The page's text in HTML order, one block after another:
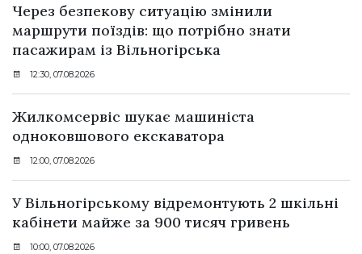
Через безпекову ситуацію змінили
маршрути поїздів: що потрібно знати
пасажирам із Вільногірська
12:30, 07.08.2026
Жилкомсервіс шукає машиніста
одноковшового екскаватора
12:00, 07.08.2026
У Вільногірському відремонтують 2 шкільні
кабінети майже за 900 тисяч гривень
10:00, 07.08.2026